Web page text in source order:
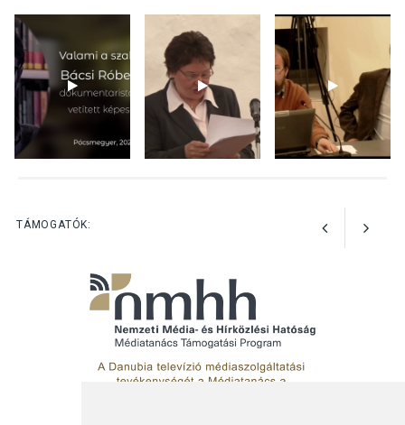
TERMÉSZETI KÖRNYEZET 2026 AUG 04
Kánikulában még
veszélyesebbek a
kullancsok
TÁMOGATÓK: